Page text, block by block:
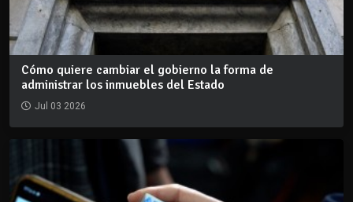
Cómo quiere cambiar el gobierno la forma de
administrar los inmuebles del Estado
Jul 03 2026